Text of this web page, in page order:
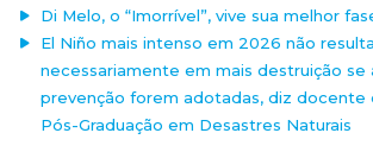
Di Melo, o “Imorrível”, vive sua melhor
El Niño mais intenso em 2026 não
necessariamente em mais destruição se
prevenção forem adotadas, diz docente
Pós-Graduação em Desastres Naturais